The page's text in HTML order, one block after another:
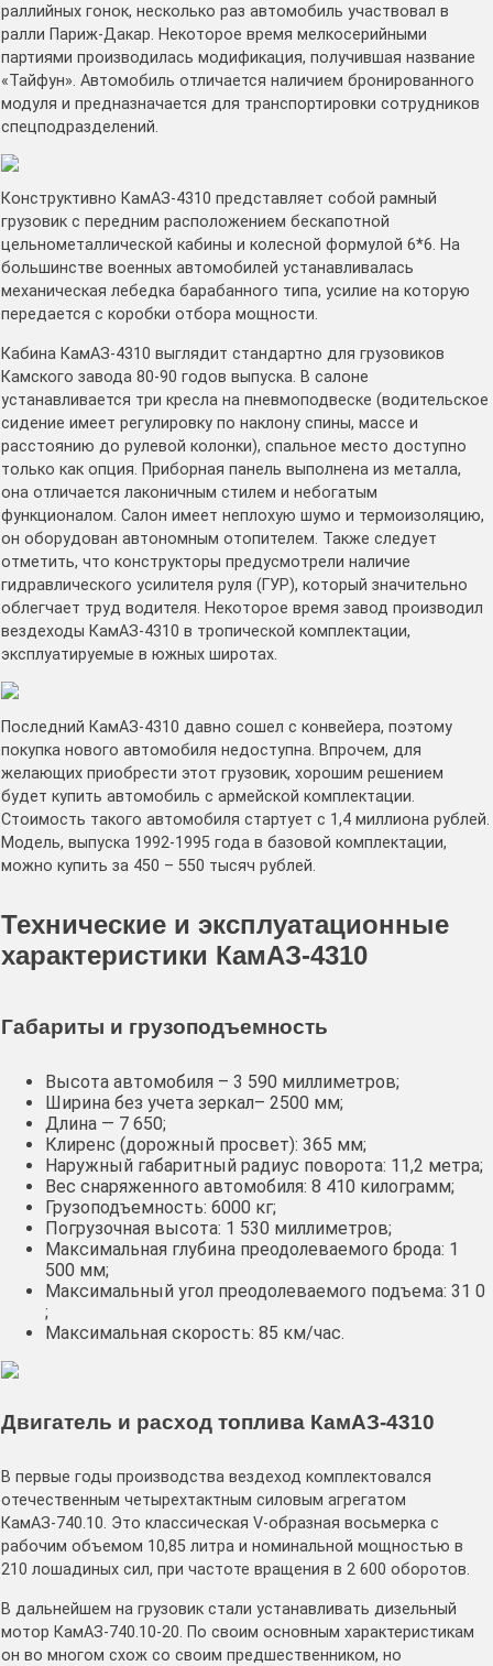
раллийных гонок, несколько раз автомобиль участвовал в
ралли Париж-Дакар. Некоторое время мелкосерийными
партиями производилась модификация, получившая название
«Тайфун». Автомобиль отличается наличием бронированного
модуля и предназначается для транспортировки сотрудников
спецподразделений.
Конструктивно КамАЗ-4310 представляет собой рамный
грузовик с передним расположением бескапотной
цельнометаллической кабины и колесной формулой 6*6. На
большинстве военных автомобилей устанавливалась
механическая лебедка барабанного типа, усилие на которую
передается с коробки отбора мощности.
Кабина КамАЗ-4310 выглядит стандартно для грузовиков
Камского завода 80-90 годов выпуска. В салоне
устанавливается три кресла на пневмоподвеске (водительское
сидение имеет регулировку по наклону спины, массе и
расстоянию до рулевой колонки), спальное место доступно
только как опция. Приборная панель выполнена из металла,
она отличается лаконичным стилем и небогатым
функционалом. Салон имеет неплохую шумо и термоизоляцию,
он оборудован автономным отопителем. Также следует
отметить, что конструкторы предусмотрели наличие
гидравлического усилителя руля (ГУР), который значительно
облегчает труд водителя. Некоторое время завод производил
вездеходы КамАЗ-4310 в тропической комплектации,
эксплуатируемые в южных широтах.
Последний КамАЗ-4310 давно сошел с конвейера, поэтому
покупка нового автомобиля недоступна. Впрочем, для
желающих приобрести этот грузовик, хорошим решением
будет купить автомобиль с армейской комплектации.
Стоимость такого автомобиля стартует с 1,4 миллиона рублей.
Модель, выпуска 1992-1995 года в базовой комплектации,
можно купить за 450 – 550 тысяч рублей.
Технические и эксплуатационные
характеристики КамАЗ-4310
Габариты и грузоподъемность
Высота автомобиля – 3 590 миллиметров;
Ширина без учета зеркал– 2500 мм;
Длина — 7 650;
Клиренс (дорожный просвет): 365 мм;
Наружный габаритный радиус поворота: 11,2 метра;
Вес снаряженного автомобиля: 8 410 килограмм;
Грузоподъемность: 6000 кг;
Погрузочная высота: 1 530 миллиметров;
Максимальная глубина преодолеваемого брода: 1
500 мм;
Максимальный угол преодолеваемого подъема: 31 0
;
Максимальная скорость: 85 км/час.
Двигатель и расход топлива КамАЗ-4310
В первые годы производства вездеход комплектовался
отечественным четырехтактным силовым агрегатом
КамАЗ-740.10. Это классическая V-образная восьмерка с
рабочим объемом 10,85 литра и номинальной мощностью в
210 лошадиных сил, при частоте вращения в 2 600 оборотов.
В дальнейшем на грузовик стали устанавливать дизельный
мотор КамАЗ-740.10-20. По своим основным характеристикам
он во многом схож со своим предшественником, но